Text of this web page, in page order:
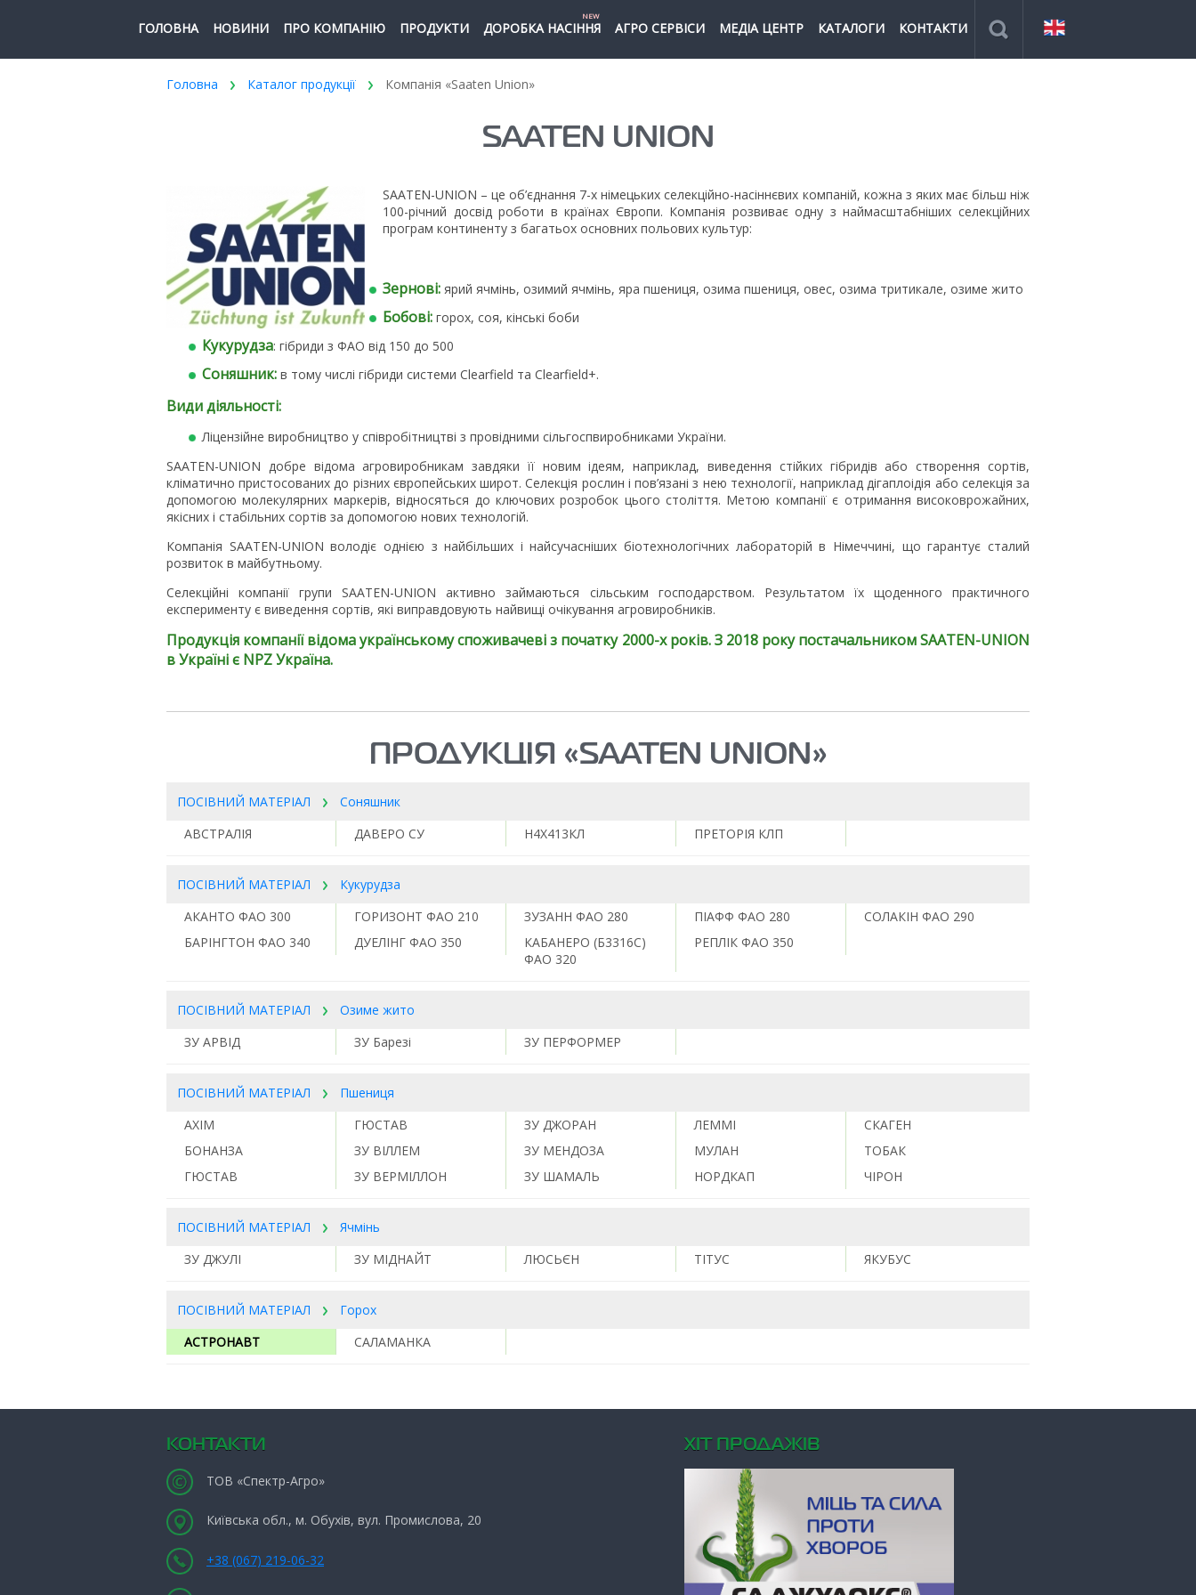
ГОЛОВНА НОВИНИ ПРО КОМПАНІЮ ПРОДУКТИ ДОРОБКА НАСІННЯ
NEW
АГРО СЕРВІСИ МЕДІА ЦЕНТР КАТАЛОГИ КОНТАКТИ
Головна Каталог продукції Компанія «Saaten Union»
SAATEN UNION
SAATEN-UNION – це об’єднання 7-х німецьких селекційно-насіннєвих компаній, кожна з яких має більш ніж
100-річний досвід роботи в країнах Європи. Компанія розвиває одну з наймасштабніших селекційних
програм континенту з багатьох основних польових культур:
Зернові: ярий ячмінь, озимий ячмінь, яра пшениця, озима пшениця, овес, озима тритикале, озиме жито
Бобові: горох, соя, кінські боби
Кукурудза: гібриди з ФАО від 150 до 500
Соняшник: в тому числі гібриди системи Clearfield та Clearfield+.
Види діяльності:
Ліцензійне виробництво у співробітництві з провідними сільгоспвиробниками України.
SAATEN-UNION добре відома агровиробникам завдяки її новим ідеям, наприклад, виведення стійких гібридів або створення сортів,
кліматично пристосованих до різних європейських широт. Селекція рослин і пов’язані з нею технології, наприклад дігаплоідія або селекція за
допомогою молекулярних маркерів, відносяться до ключових розробок цього століття. Метою компанії є отримання високоврожайних,
якісних і стабільних сортів за допомогою нових технологій.
Компанія SAATEN-UNION володіє однією з найбільших і найсучасніших біотехнологічних лабораторій в Німеччині, що гарантує сталий
розвиток в майбутньому.
Селекційні компанії групи SAATEN-UNION активно займаються сільським господарством. Результатом їх щоденного практичного
експерименту є виведення сортів, які виправдовують найвищі очікування агровиробників.
Продукція компанії відома українському споживачеві з початку 2000-х років. З 2018 року постачальником SAATEN-UNION
в Україні є NPZ Україна.
ПРОДУКЦІЯ «SAATEN UNION»
ПОСІВНИЙ МАТЕРІАЛ
Соняшник
АВСТРАЛІЯ
ДАВЕРО СУ Н4Х413КЛ ПРЕТОРІЯ КЛП
ПОСІВНИЙ МАТЕРІАЛ
Кукурудза
АКАНТО ФАО 300
БАРІНГТОН ФАО 340
ГОРИЗОНТ ФАО 210
ДУЕЛІНГ ФАО 350
ЗУЗАНН ФАО 280
КАБАНЕРО (Б3316С)
ФАО 320
ПІАФФ ФАО 280
РЕПЛІК ФАО 350
СОЛАКІН ФАО 290
ПОСІВНИЙ МАТЕРІАЛ
Озиме жито
ЗУ АРВІД
ЗУ Барезі ЗУ ПЕРФОРМЕР
ПОСІВНИЙ МАТЕРІАЛ
Пшениця
АХІМ
БОНАНЗА
ГЮСТАВ
ГЮСТАВ
ЗУ ВІЛЛЕМ
ЗУ ВЕРМІЛЛОН
ЗУ ДЖОРАН
ЗУ МЕНДОЗА
ЗУ ШАМАЛЬ
ЛЕММІ
МУЛАН
НОРДКАП
СКАГЕН
ТОБАК
ЧІРОН
ПОСІВНИЙ МАТЕРІАЛ
Ячмінь
ЗУ ДЖУЛІ
ЗУ МІДНАЙТ ЛЮСЬЄН ТІТУС ЯКУБУС
ПОСІВНИЙ МАТЕРІАЛ
Горох
АСТРОНАВТ
САЛАМАНКА
КОНТАКТИ
ТОВ «Спектр-Агро»
Київська обл., м. Обухів, вул. Промислова, 20
+38 (067) 219-06-32
ХIТ ПРОДАЖІВ